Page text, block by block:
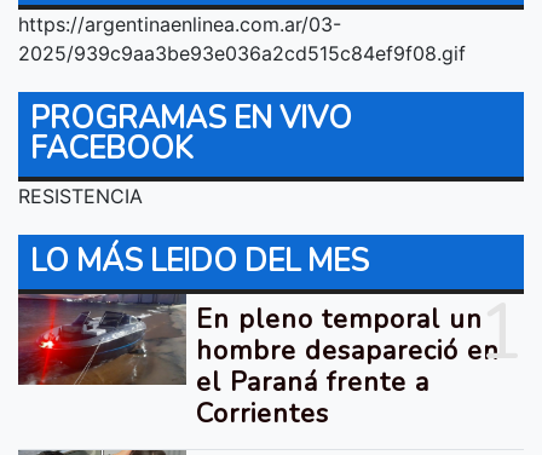
https://argentinaenlinea.com.ar/03-
2025/939c9aa3be93e036a2cd515c84ef9f08.gif
PROGRAMAS EN VIVO
FACEBOOK
RESISTENCIA
LO MÁS LEIDO DEL MES
1
En pleno temporal un
hombre desapareció en
el Paraná frente a
Corrientes